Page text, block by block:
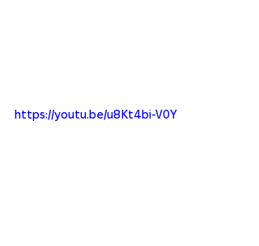
https://youtu.be/u8Kt4bi-V0Y